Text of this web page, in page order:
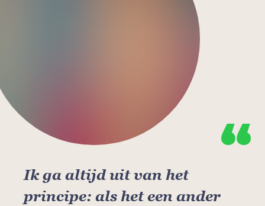
Ik ga altijd uit van het
principe: als het een ander